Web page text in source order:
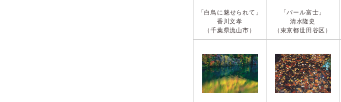
「白鳥に魅せられて」
香川文孝
（千葉県流山市）
「パール富士」
清水隆史
（東京都世田谷区）